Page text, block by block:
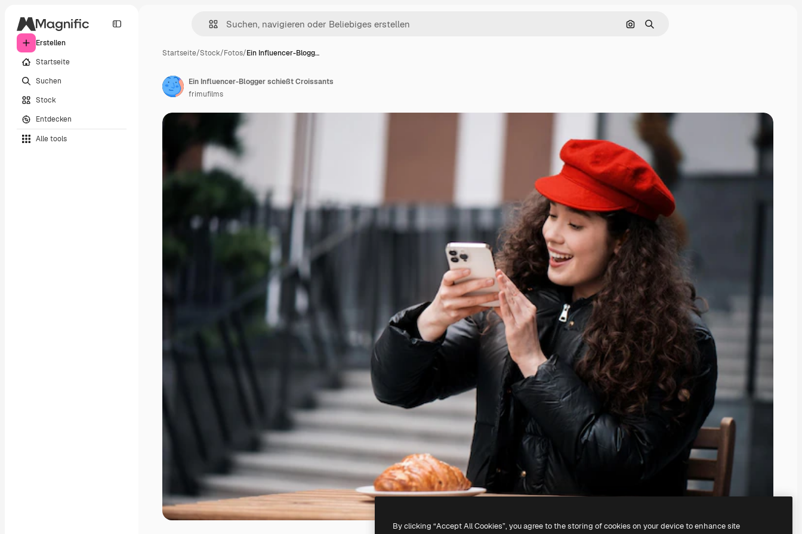
Erstellen
Startseite
Suchen
Stock
Entdecken
Alle tools
Nach Bild suchen
Suchen
Startseite/Stock/Fotos/Ein Influencer-Blogg…
Ein Influencer-Blogger schießt Croissants
frimufilms
By clicking “Accept All Cookies”, you agree to the storing of cookies on your device to enhance site